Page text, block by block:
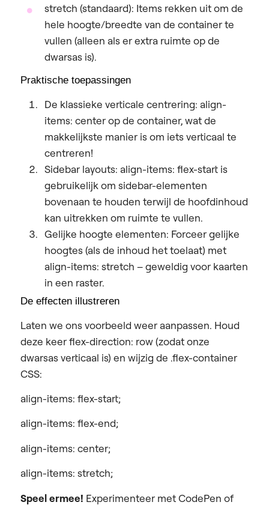
stretch (standaard): Items rekken uit om de
hele hoogte/breedte van de container te
vullen (alleen als er extra ruimte op de
dwarsas is).
Praktische toepassingen
De klassieke verticale centrering: align-
items: center op de container, wat de
makkelijkste manier is om iets verticaal te
centreren!
Sidebar layouts: align-items: flex-start is
gebruikelijk om sidebar-elementen
bovenaan te houden terwijl de hoofdinhoud
kan uitrekken om ruimte te vullen.
Gelijke hoogte elementen: Forceer gelijke
hoogtes (als de inhoud het toelaat) met
align-items: stretch – geweldig voor kaarten
in een raster.
De effecten illustreren
Laten we ons voorbeeld weer aanpassen. Houd
deze keer flex-direction: row (zodat onze
dwarsas verticaal is) en wijzig de .flex-container
CSS:
align-items: flex-start;
align-items: flex-end;
align-items: center;
align-items: stretch;
Speel ermee! Experimenteer met CodePen of